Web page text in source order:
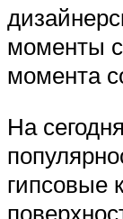
моменты
момента
На
гипсовые